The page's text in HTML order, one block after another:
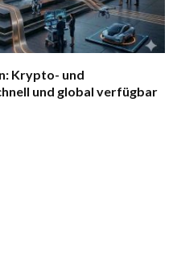
Krypto- und
und global verfügbar